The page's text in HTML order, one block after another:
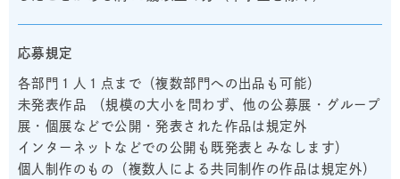
応募規定
各部門１人１点まで（複数部門への出品も可能）
未発表作品 （規模の大小を問わず、他の公募展・グループ
展・個展などで公開・発表された作品は規定外
インターネットなどでの公開も既発表とみなします）
個人制作のもの（複数人による共同制作の作品は規定外）